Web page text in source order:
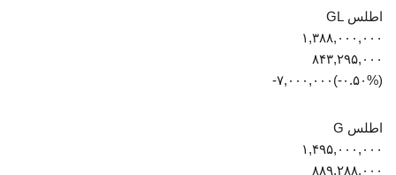
اطلس GL
۱,۳۸۸,۰۰۰,۰۰۰
۸۴۳,۲۹۵,۰۰۰
(‎-۰.۵۰%‏)‎-۷,۰۰۰,۰۰۰‏
اطلس G
۱,۴۹۵,۰۰۰,۰۰۰
۸۸۹,۲۸۸,۰۰۰